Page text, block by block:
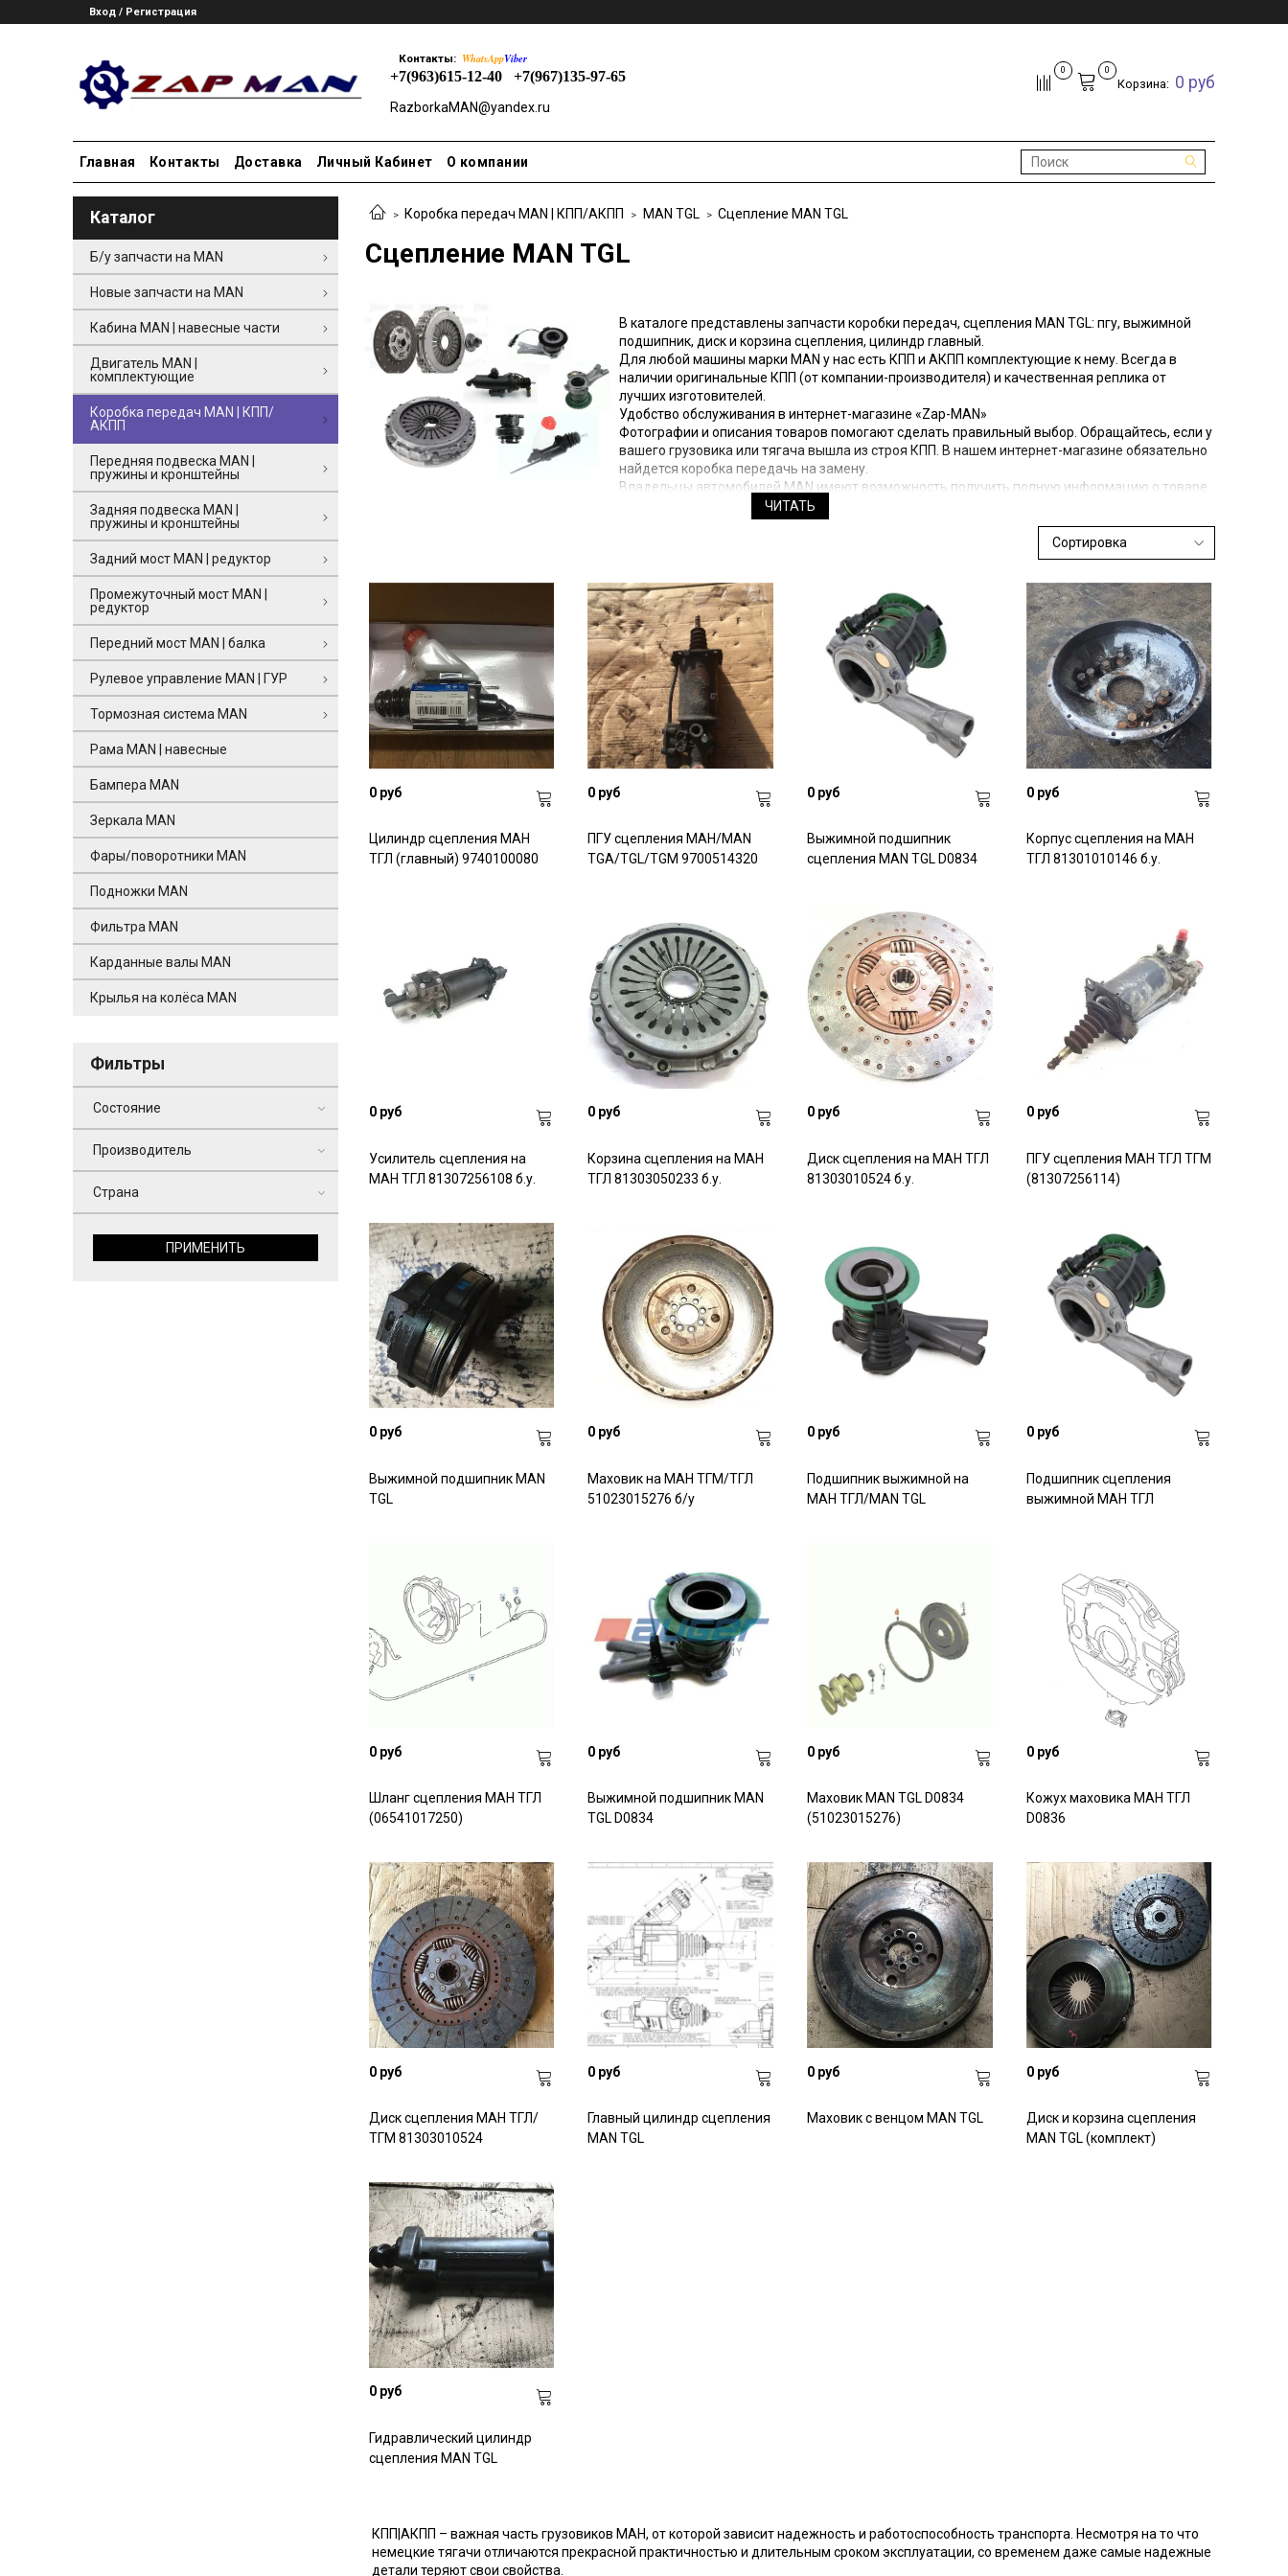
Вход / Регистрация
Контакты: WhatsAppViber
+7(963)615-12-40 +7(967)135-97-65
RazborkaMAN@yandex.ru
0 0
Корзина: 0 руб
Главная Контакты Доставка Личный Кабинет О компании
Коробка передач MAN | КПП/АКПП MAN TGL Сцепление MAN TGL
Сцепление MAN TGL
В каталоге представлены запчасти коробки передач, сцепления MAN TGL: пгу, выжимной
подшипник, диск и корзина сцепления, цилиндр главный.
Для любой машины марки MAN у нас есть КПП и АКПП комплектующие к нему. Всегда в
наличии оригинальные КПП (от компании-производителя) и качественная реплика от
лучших изготовителей.
Удобство обслуживания в интернет-магазине «Zap-MAN»
Фотографии и описания товаров помогают сделать правильный выбор. Обращайтесь, если у
вашего грузовика или тягача вышла из строя КПП. В нашем интернет-магазине обязательно
найдется коробка передачь на замену.
Владельцы автомобилей MAN имеют возможность получить полную информацию о товаре.
Ведь в каталоге магазина представлены описания запчастей, фотографии и цены.
Покупателям, сомневающимся в том, такой именно комплект сцепления подойдет для их
системы сцепления, следует обратиться к нашим менеджерам. Они помогут сделать
частные лица, и предприятия заказывают у нас КПП МАН. Мы отпускаем товары и оптом, и в
розницу. Запасные части отправляем в различные регионы страны.
Вся продукция отличается высоким качеством (есть сертификаты). На каждое изделие
распространяется гарантия производителя. Каждый приобретенный у нас цилиндра
сцепления (главный) исправно выполняет свои функции на протяжении долгих лет.
ЧИТАТЬ
0 руб
Цилиндр сцепления МАН
ТГЛ (главный) 9740100080
0 руб
ПГУ сцепления МАН/MAN
TGA/TGL/TGM 9700514320
0 руб
Выжимной подшипник
сцепления MAN TGL D0834
0 руб
Корпус сцепления на МАН
ТГЛ 81301010146 б.у.
0 руб
Усилитель сцепления на
МАН ТГЛ 81307256108 б.у.
0 руб
Корзина сцепления на МАН
ТГЛ 81303050233 б.у.
0 руб
Диск сцепления на МАН ТГЛ
81303010524 б.у.
0 руб
ПГУ сцепления МАН ТГЛ ТГМ
(81307256114)
0 руб
Выжимной подшипник MAN
TGL
0 руб
Маховик на МАН ТГМ/ТГЛ
51023015276 б/у
0 руб
Подшипник выжимной на
МАН ТГЛ/MAN TGL
0 руб
Подшипник сцепления
выжимной МАН ТГЛ
0 руб
Шланг сцепления МАН ТГЛ
(06541017250)
0 руб
Выжимной подшипник MAN
TGL D0834
0 руб
Маховик MAN TGL D0834
(51023015276)
0 руб
Кожух маховика МАН ТГЛ
D0836
0 руб
Диск сцепления МАН ТГЛ/
ТГМ 81303010524
0 руб
Главный цилиндр сцепления
MAN TGL
0 руб
Маховик с венцом MAN TGL
0 руб
Диск и корзина сцепления
MAN TGL (комплект)
0 руб
Гидравлический цилиндр
сцепления MAN TGL
КПП|АКПП – важная часть грузовиков МАН, от которой зависит надежность и работоспособность транспорта. Несмотря на то что
немецкие тягачи отличаются прекрасной практичностью и длительным сроком эксплуатации, со временем даже самые надежные
детали теряют свои свойства.
Каталог
Б/у запчасти на MAN
Новые запчасти на MAN
Кабина MAN | навесные части
Двигатель MAN |
комплектующие
Коробка передач MAN | КПП/
АКПП
Передняя подвеска MAN |
пружины и кронштейны
Задняя подвеска MAN |
пружины и кронштейны
Задний мост MAN | редуктор
Промежуточный мост MAN |
редуктор
Передний мост MAN | балка
Рулевое управление MAN | ГУР
Тормозная система MAN
Рама MAN | навесные
Бампера MAN
Зеркала MAN
Фары/поворотники MAN
Подножки MAN
Фильтра MAN
Карданные валы MAN
Крылья на колёса MAN
Фильтры
Состояние
Производитель
Страна
ПРИМЕНИТЬ